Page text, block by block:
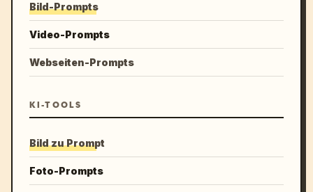
Bild-Prompts
Video-Prompts
Webseiten-Prompts
KI-TOOLS
Bild zu Prompt
Foto-Prompts